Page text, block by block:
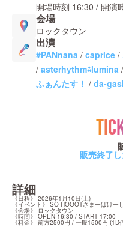
開場時刻 16:30 / 開演
会場
ロックタウン
出演
#PANnana / caprice /
/ asterhythm⁂lumina /
ふぁんたす！ / da-
販売終了
詳細
《日程》 2026年1月10日(土)
《イベント》 SO HOOOTさまーばけー
《会場》 ロックタウン
《時間》 OPEN 16:30 / START 17:00
《料金》 前方2500円 / 一般1500円 (1D